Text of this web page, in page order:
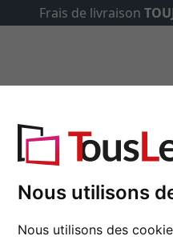
Nous utilisons
Nous utilisons des